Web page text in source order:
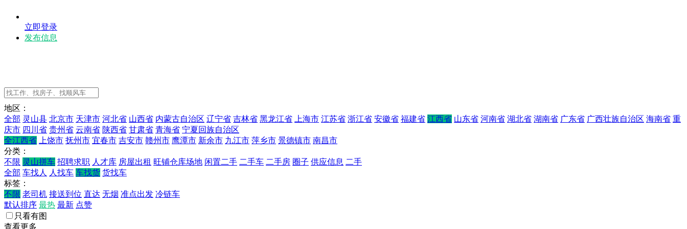
立即登录
发布信息
地区：
全部 灵山县 北京市 天津市 河北省 山西省 内蒙古自治区 辽宁省 吉林省 黑龙江省 上海市 江苏省 浙江省 安徽省 福建省 江西省 山东省 河南省 湖北省 湖南省 广东省 广西壮族自治区 海南省 重
庆市 四川省 贵州省 云南省 陕西省 甘肃省 青海省 宁夏回族自治区
全江西省
上饶市 抚州市 宜春市 吉安市 赣州市 鹰潭市 新余市 九江市 萍乡市 景德镇市 南昌市
分类：
不限 灵山拼车 招聘求职 人才库 房屋出租 旺铺仓库场地 闲置二手 二手车 二手房 圈子 供应信息 二手
全部 车找人 人找车 车找货 货找车
标签：
不限 老司机 接送到位 直达 无烟 准点出发 冷链车
默认排序 最热 最新 点赞
只看有图
查看更多